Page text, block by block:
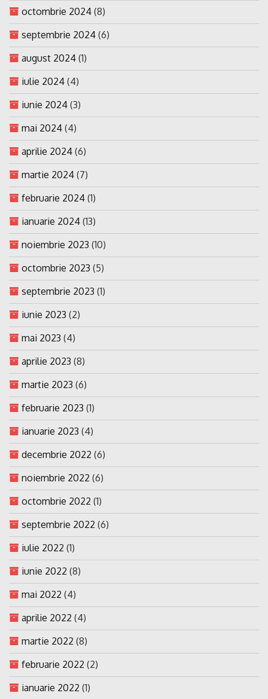
octombrie 2024 (8)
septembrie 2024 (6)
august 2024 (1)
iulie 2024 (4)
iunie 2024 (3)
mai 2024 (4)
aprilie 2024 (6)
martie 2024 (7)
februarie 2024 (1)
ianuarie 2024 (13)
noiembrie 2023 (10)
octombrie 2023 (5)
septembrie 2023 (1)
iunie 2023 (2)
mai 2023 (4)
aprilie 2023 (8)
martie 2023 (6)
februarie 2023 (1)
ianuarie 2023 (4)
decembrie 2022 (6)
noiembrie 2022 (6)
octombrie 2022 (1)
septembrie 2022 (6)
iulie 2022 (1)
iunie 2022 (8)
mai 2022 (4)
aprilie 2022 (4)
martie 2022 (8)
februarie 2022 (2)
ianuarie 2022 (1)